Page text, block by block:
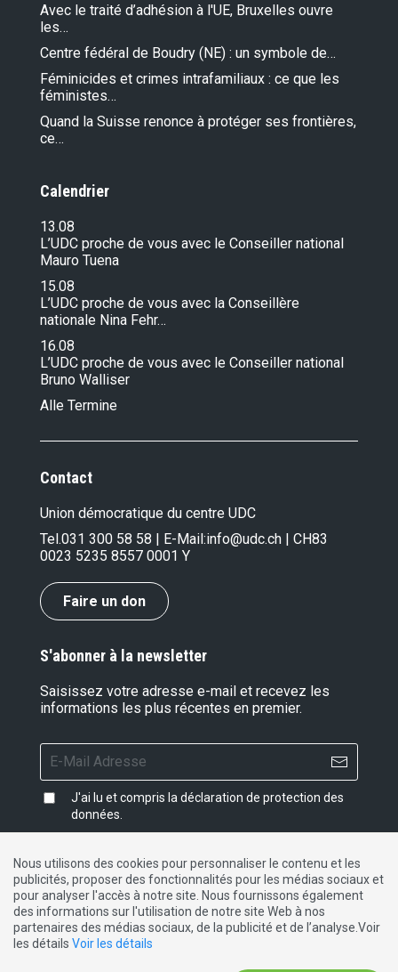
Avec le traité d’adhésion à l'UE, Bruxelles ouvre
les…
Centre fédéral de Boudry (NE) : un symbole de…
Féminicides et crimes intrafamiliaux : ce que les
féministes…
Quand la Suisse renonce à protéger ses frontières,
ce…
Calendrier
13.08
L’UDC proche de vous avec le Conseiller national
Mauro Tuena
15.08
L’UDC proche de vous avec la Conseillère
nationale Nina Fehr…
16.08
L’UDC proche de vous avec le Conseiller national
Bruno Walliser
Alle Termine
Contact
Union démocratique du centre UDC
Tel.031 300 58 58 | E-Mail:info@udc.ch | CH83
0023 5235 8557 0001 Y
Faire un don
S'abonner à la newsletter
Saisissez votre adresse e-mail et recevez les
informations les plus récentes en premier.
J'ai lu et compris la déclaration de protection des
données
Impressum| Protection des données|Contact
DE FR IT
Nous utilisons des cookies pour personnaliser le contenu et les
publicités, proposer des fonctionnalités pour les médias sociaux et
pour analyser l'accès à notre site. Nous fournissons également
des informations sur l'utilisation de notre site Web à nos
partenaires des médias sociaux, de la publicité et de l’analyse.Voir
les détails Voir les détails